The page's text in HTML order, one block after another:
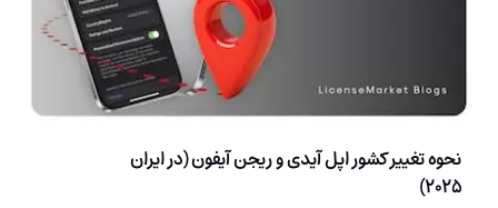
نحوه تغییر کشور اپل آیدی و ریجن آیفون (در ایران
2025)